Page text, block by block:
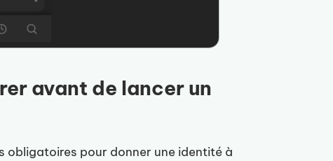
avant de lancer un
obligatoires pour donner une identité à